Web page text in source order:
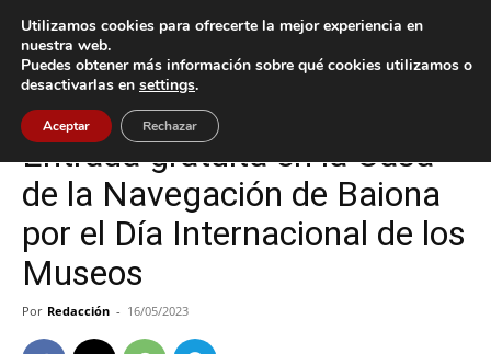
Inicio Baiona
Baiona Cultura / Ocio
Entrada gratuita en la Casa
de la Navegación de Baiona
por el Día Internacional de los
Museos
Por Redacción - 16/05/2023
Utilizamos cookies para ofrecerte la mejor experiencia en
nuestra web.
Puedes obtener más información sobre qué cookies utilizamos o
desactivarlas en settings.
Aceptar Rechazar